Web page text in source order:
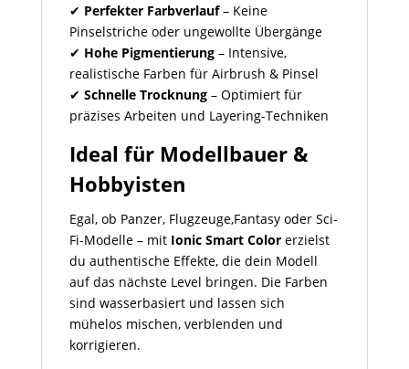
✔ Perfekter Farbverlauf– Keine
Pinselstriche oder ungewollte Übergänge
✔ Hohe Pigmentierung– Intensive,
realistische Farben für Airbrush & Pinsel
✔ Schnelle Trocknung– Optimiert für
präzises Arbeiten und Layering-Techniken
Ideal für Modellbauer &
Hobbyisten
Egal, ob Panzer, Flugzeuge,Fantasy oder Sci-
Fi-Modelle – mit Ionic Smart Colorerzielst
du authentische Effekte, die dein Modell
auf das nächste Level bringen. Die Farben
sind wasserbasiert und lassen sich
mühelos mischen, verblenden und
korrigieren.